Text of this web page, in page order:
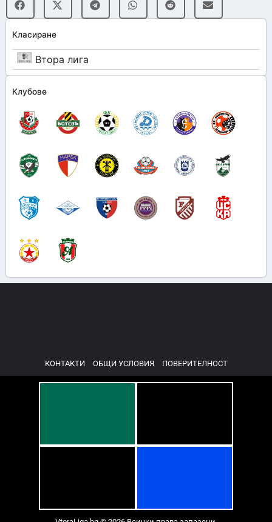
Класиране
Втора лига
Клубове
КОНТАКТИ ОБЩИ УСЛОВИЯ ПОВЕРИТЕЛНОСТ